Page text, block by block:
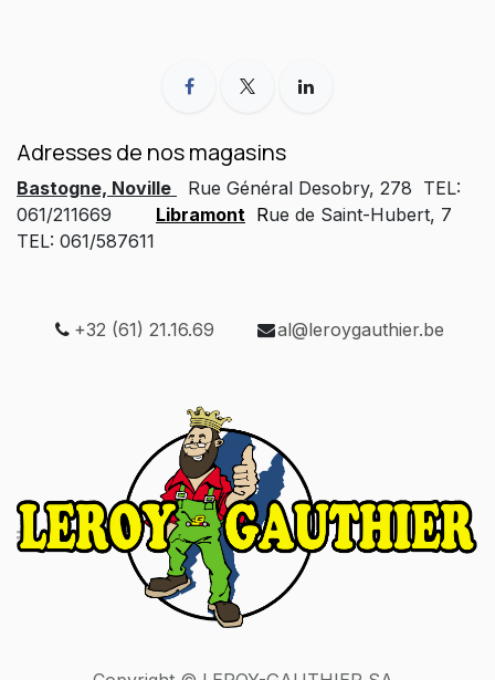
Adresses de nos magasins
Bastogne, Noville
Rue Général Desobry, 278 TEL:
061/211669
Libramont Rue de Saint-Hubert, 7
TEL: 061/587611
+32 (61) 21.16.69 al@leroygauthier.be